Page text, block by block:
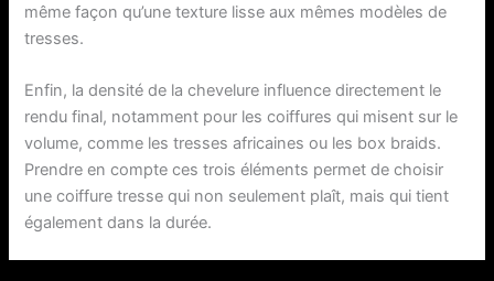
même façon qu’une texture lisse aux mêmes modèles de
tresses.
Enfin, la densité de la chevelure influence directement le
rendu final, notamment pour les coiffures qui misent sur le
volume, comme les tresses africaines ou les box braids.
Prendre en compte ces trois éléments permet de choisir
une coiffure tresse qui non seulement plaît, mais qui tient
également dans la durée.